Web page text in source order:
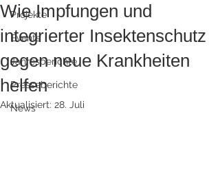
Projekte
Events
Jahresberichte
Presseberichte
News
Wie Impfungen und
integrierter Insektenschutz
gegen neue Krankheiten
helfen
Aktualisiert: 28. Juli